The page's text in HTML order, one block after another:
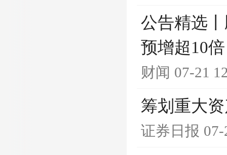
公告精选
预增超10倍
财闻 07-21
筹划重大
证券日报